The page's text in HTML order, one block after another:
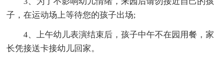
子，在运动场上等待您的孩子出场;
4、上午幼儿表演结束后，孩子中午不在园用餐，家
长凭接送卡接幼儿回家。